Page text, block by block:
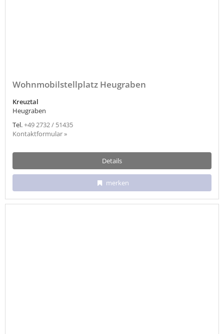
Wohnmobilstellplatz Heugraben
Kreuztal
Heugraben
Tel.+49 2732 / 51435
Kontaktformular »
Details
merken